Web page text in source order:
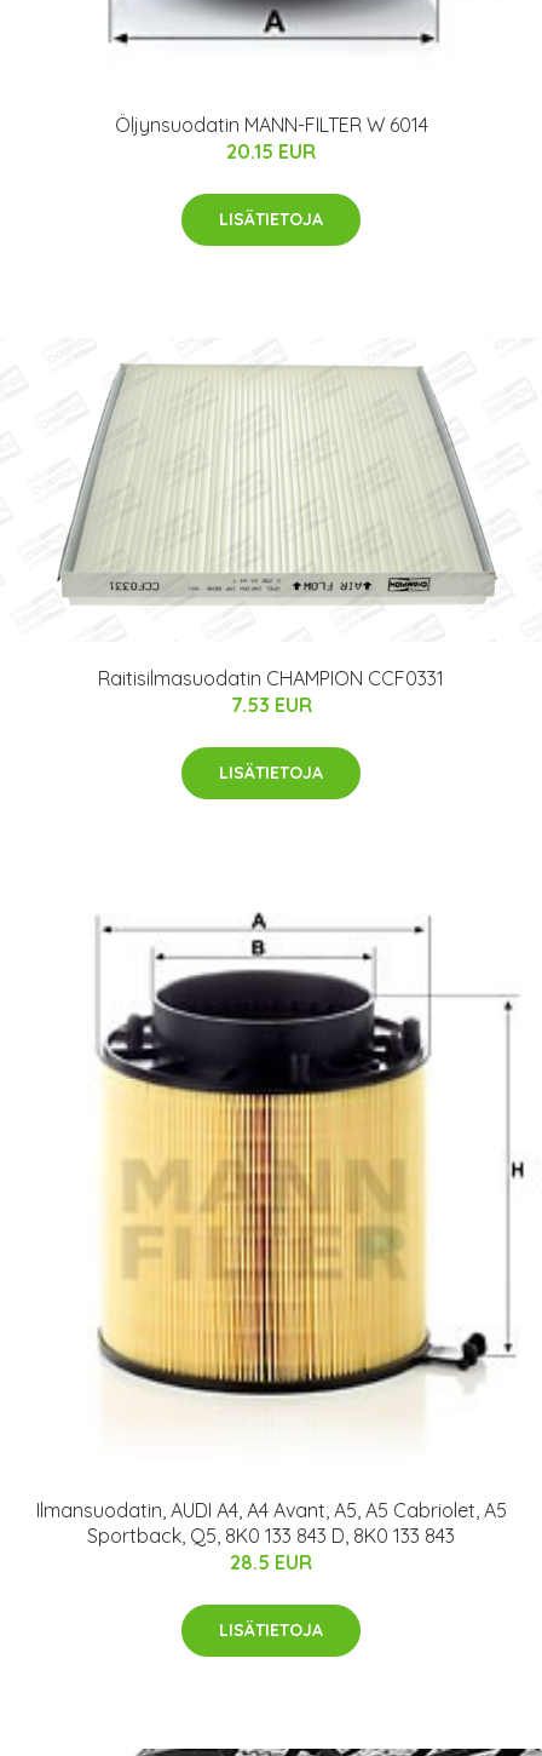
Öljynsuodatin MANN-FILTER W 6014
20.15 EUR
LISÄTIETOJA
Raitisilmasuodatin CHAMPION CCF0331
7.53 EUR
LISÄTIETOJA
Ilmansuodatin, AUDI A4, A4 Avant, A5, A5 Cabriolet, A5
Sportback, Q5, 8K0 133 843 D, 8K0 133 843
28.5 EUR
LISÄTIETOJA